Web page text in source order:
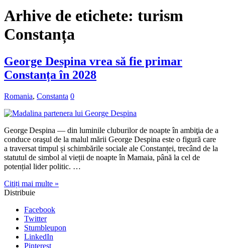
Arhive de etichete: turism
Constanța
George Despina vrea să fie primar
Constanța în 2028
Romania, Constanta 0
George Despina — din luminile cluburilor de noapte în ambiţia de a
conduce oraşul de la malul mării George Despina este o figură care
a traversat timpul și schimbările sociale ale Constanței, trecând de la
statutul de simbol al vieții de noapte în Mamaia, până la cel de
potențial lider politic. …
Citiți mai multe »
Distribuie
Facebook
Twitter
Stumbleupon
LinkedIn
Pinterest